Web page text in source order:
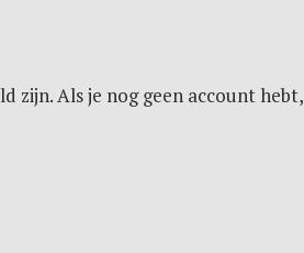
zijn. Als je nog geen account hebt,